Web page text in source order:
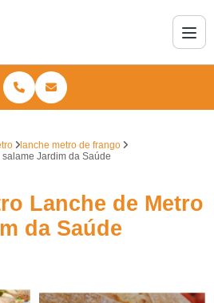
lanche metro de frango
Jardim da Saúde
Lanche de Metro
da Saúde